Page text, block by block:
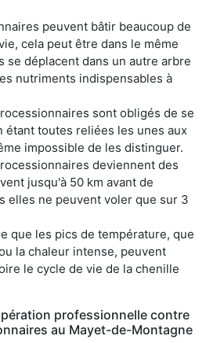
peuvent bâtir beaucoup de
cela peut être dans le même
se déplacent dans un autre arbre
nutriments indispensables à
sont obligés de se
étant toutes reliées les unes aux
impossible de les distinguer.
deviennent des
jusqu'à 50 km avant de
elles ne peuvent voler que sur 3
que les pics de température, que
la chaleur intense, peuvent
le cycle de vie de la chenille
professionnelle contre
au Mayet-de-Montagne